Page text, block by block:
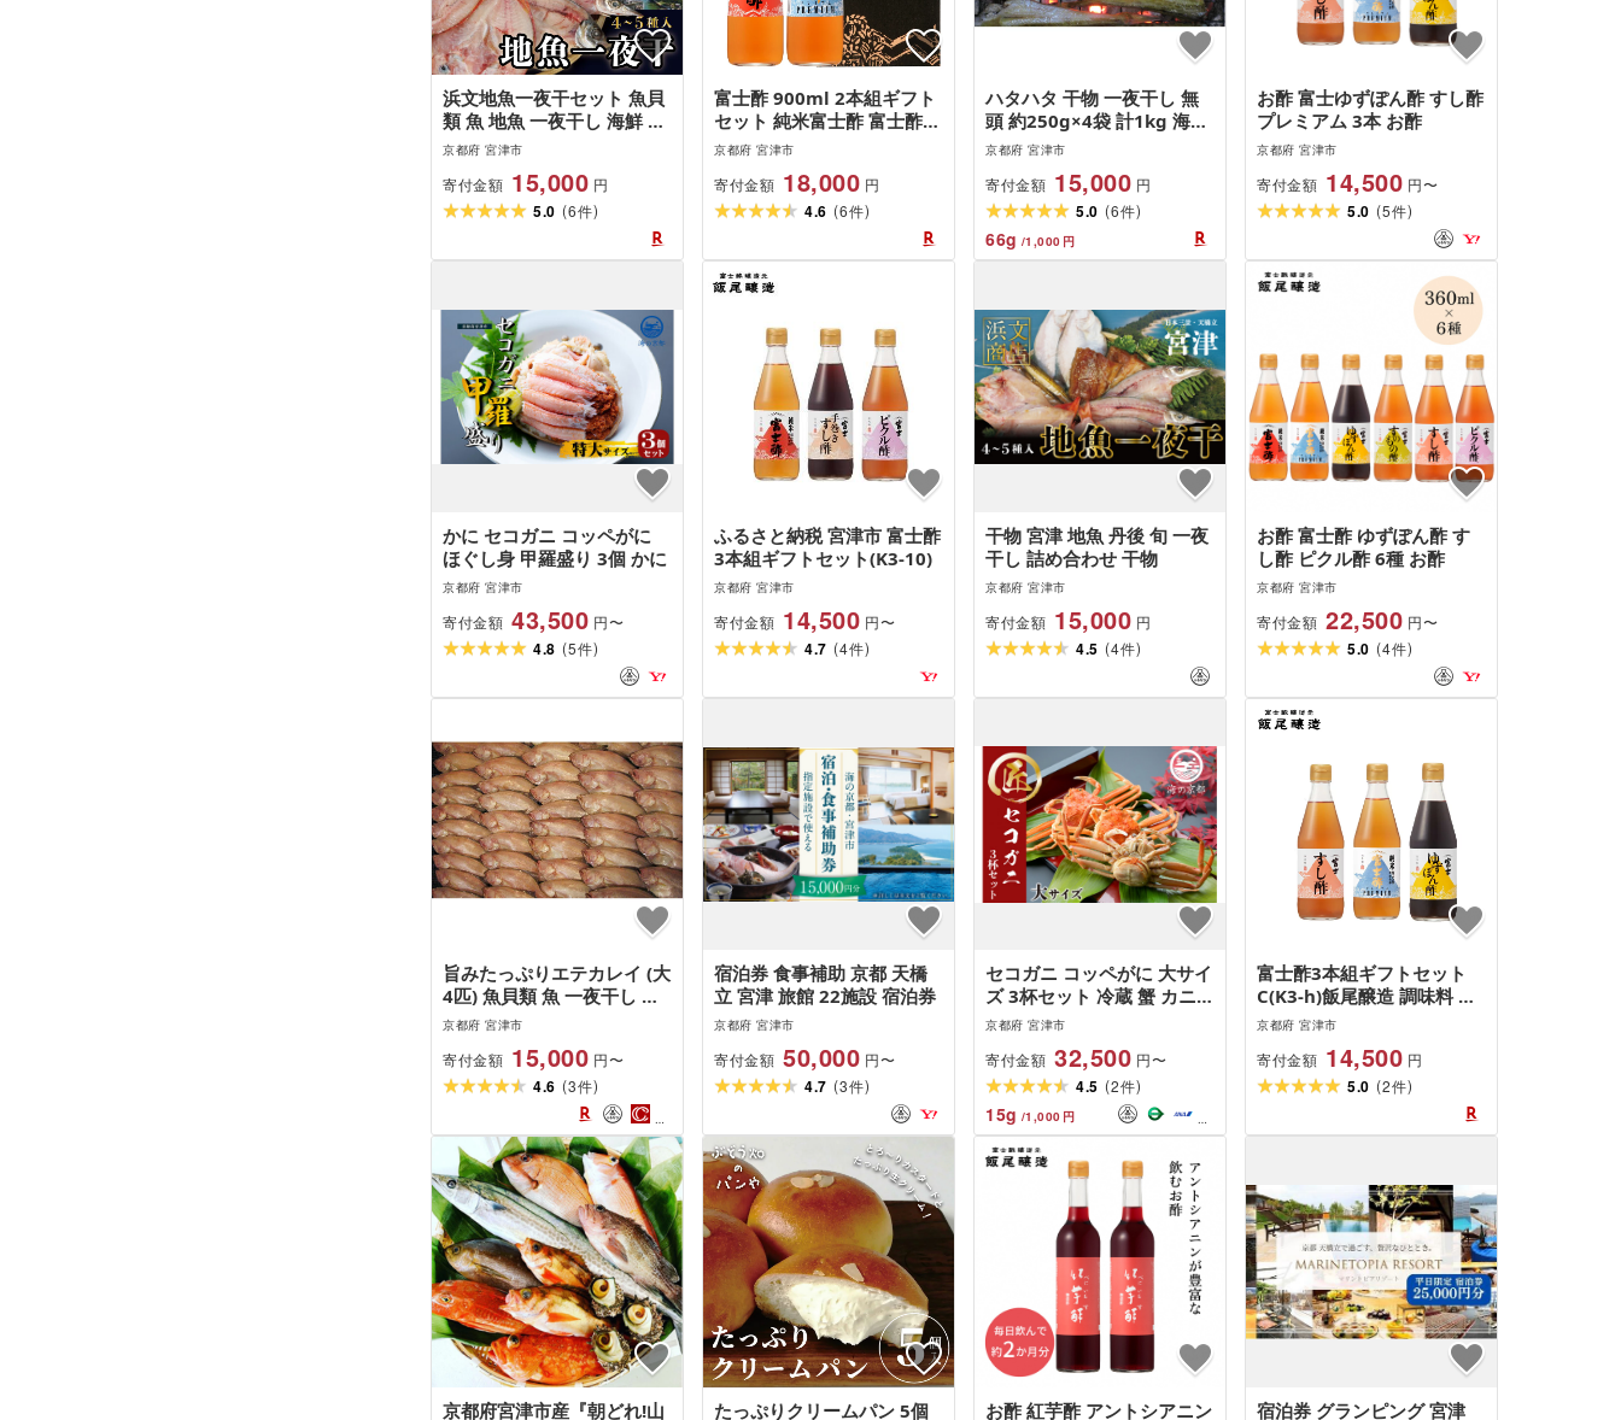
浜文地魚一夜干セット 魚貝
類 魚 地魚 一夜干し 海鮮 お
つまみ ツマミ 干物 ひもの
myz02 myz11 myz17 お届
け:なくなり次第終了
京都府 宮津市
寄付金額 15,000 円
5.0 (6件)
富士酢 900ml 2本組ギフト
セット 純米富士酢 富士酢プ
レミアム|飯尾醸造 富士酢
酢漬け 炒め物 煮物 ドレッ
シング myz03 myz11
myz22 お届け:12月以降の
お申込みはお届けに1〜2ヶ
月かかることがございま
京都府 宮津市
寄付金額 18,000 円
4.6 (6件)
ハタハタ 干物 一夜干し 無
頭 約250g×4袋 計1kg 海鮮
干物 おつまみ 肴 ハタハタ
魚貝類 海鮮 魚 はたはた 干
物 京都 宮津 天橋立
京都府 宮津市
寄付金額 15,000 円
5.0 (6件)
66g /1,000 円
お酢 富士ゆずぽん酢 すし酢
プレミアム 3本 お酢
京都府 宮津市
寄付金額 14,500 円〜
5.0 (5件)
かに セコガニ コッペがに
ほぐし身 甲羅盛り 3個 かに
京都府 宮津市
寄付金額 43,500 円〜
4.8 (5件)
ふるさと納税 宮津市 富士酢
3本組ギフトセット(K3-10)
京都府 宮津市
寄付金額 14,500 円〜
4.7 (4件)
干物 宮津 地魚 丹後 旬 一夜
干し 詰め合わせ 干物
京都府 宮津市
寄付金額 15,000 円
4.5 (4件)
お酢 富士酢 ゆずぽん酢 す
し酢 ピクル酢 6種 お酢
京都府 宮津市
寄付金額 22,500 円〜
5.0 (4件)
旨みたっぷりエテカレイ (大
4匹) 魚貝類 魚 一夜干し エ
テカレイ 干物 ひもの セッ
供 日本酒
京都府 宮津市
寄付金額 15,000 円〜
4.6 (3件)
宿泊券 食事補助 京都 天橋
立 宮津 旅館 22施設 宿泊券
京都府 宮津市
寄付金額 50,000 円〜
4.7 (3件)
セコガニ コッペがに 大サイ
ズ 3杯セット 冷蔵 蟹 カニ
かに 松葉蟹 松葉ガニ ズワ
京都府 宮津市
寄付金額 32,500 円〜
4.5 (2件)
15g /1,000 円
富士酢3本組ギフトセット
C(K3-h)飯尾醸造 調味料 純
米富士酢 富士酢プレミアム
酢の物 炒め物 純米酢 酢漬
け ぽん酢 myz03 myz11
myz22 お届け:12月以降の
お申込みはお届けに1〜2ヶ
京都府 宮津市
寄付金額 14,500 円
5.0 (2件)
京都府宮津市産『朝どれ!山 たっぷりクリームパン 5個 お酢 紅芋酢 アントシアニン 宿泊券 グランピング 宮津